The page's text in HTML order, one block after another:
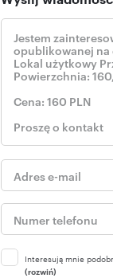
Interesują mnie
(rozwiń)